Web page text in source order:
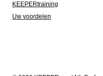
KEEPERtraining
Uw voordelen